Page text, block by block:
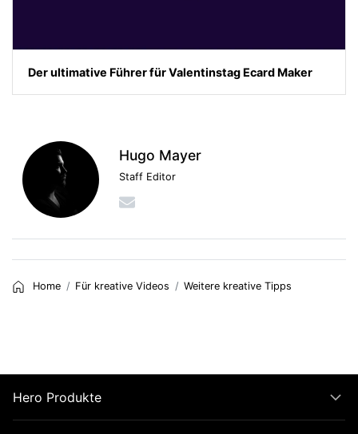
Der ultimative Führer für Valentinstag Ecard Maker
Hugo Mayer
Staff Editor
Home Für kreative Videos Weitere kreative Tipps
Hero Produkte